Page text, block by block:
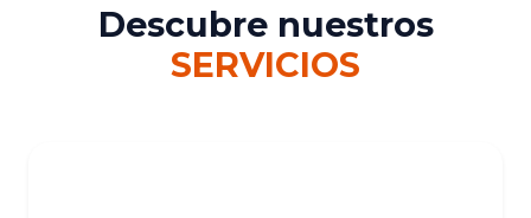
Descubre nuestros
SERVICIOS